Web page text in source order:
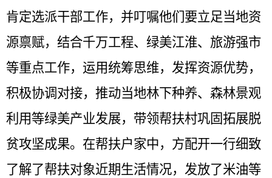
肯定选派干部工作，并叮嘱他们要立足当地资
源禀赋，结合千万工程、绿美江淮、旅游强市
等重点工作，运用统筹思维，发挥资源优势，
积极协调对接，推动当地林下种养、森林景观
利用等绿美产业发展，带领帮扶村巩固拓展脱
贫攻坚成果。在帮扶户家中，方配开一行细致
了解了帮扶对象近期生活情况，发放了米油等